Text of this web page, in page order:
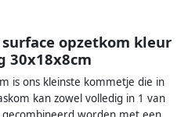
surface opzetkom kleur
30x18x8cm
is ons kleinste kommetje die in
kan zowel volledig in 1 van